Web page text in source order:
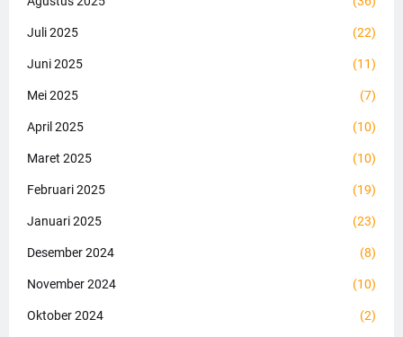
Juli 2025 (22)
Juni 2025 (11)
Mei 2025 (7)
April 2025 (10)
Maret 2025 (10)
Februari 2025 (19)
Januari 2025 (23)
Desember 2024 (8)
November 2024 (10)
Oktober 2024 (2)